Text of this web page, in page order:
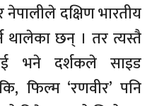
दक्षिण भारतीय
थालेका छन् । तर त्यस्तै
भने दर्शकले साइड
फिल्म ‘रणवीर’ पनि